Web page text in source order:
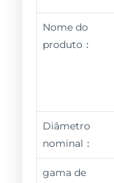
Nome do
produto：
Diâmetro
nominal：
gama de